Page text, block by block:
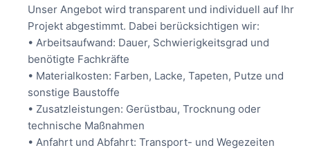
Unser Angebot wird transparent und individuell auf Ihr
Projekt abgestimmt. Dabei berücksichtigen wir:
• Arbeitsaufwand: Dauer, Schwierigkeitsgrad und
benötigte Fachkräfte
• Materialkosten: Farben, Lacke, Tapeten, Putze und
sonstige Baustoffe
• Zusatzleistungen: Gerüstbau, Trocknung oder
technische Maßnahmen
• Anfahrt und Abfahrt: Transport- und Wegezeiten